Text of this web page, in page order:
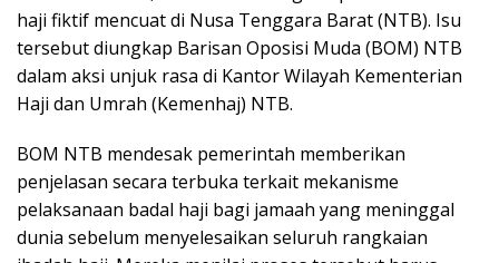
haji fiktif mencuat di Nusa Tenggara Barat (NTB). Isu
tersebut diungkap Barisan Oposisi Muda (BOM) NTB
dalam aksi unjuk rasa di Kantor Wilayah Kementerian
Haji dan Umrah (Kemenhaj) NTB.
BOM NTB mendesak pemerintah memberikan
penjelasan secara terbuka terkait mekanisme
pelaksanaan badal haji bagi jamaah yang meninggal
dunia sebelum menyelesaikan seluruh rangkaian